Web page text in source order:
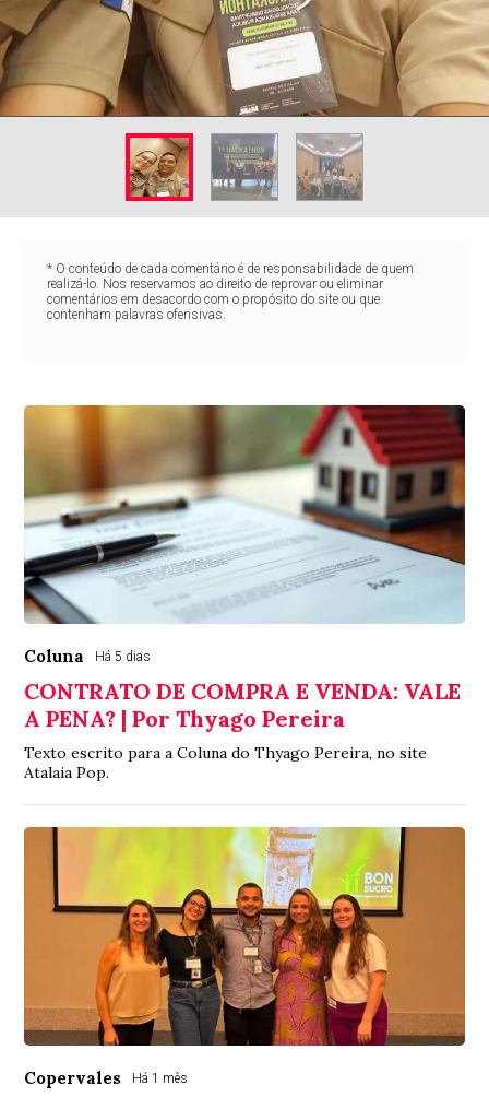
* O conteúdo de cada comentário é de responsabilidade de quem
realizá-lo. Nos reservamos ao direito de reprovar ou eliminar
comentários em desacordo com o propósito do site ou que
contenham palavras ofensivas.
Coluna Há 5 dias
CONTRATO DE COMPRA E VENDA: VALE
A PENA? | Por Thyago Pereira
Texto escrito para a Coluna do Thyago Pereira, no site
Atalaia Pop.
Copervales Há 1 mês